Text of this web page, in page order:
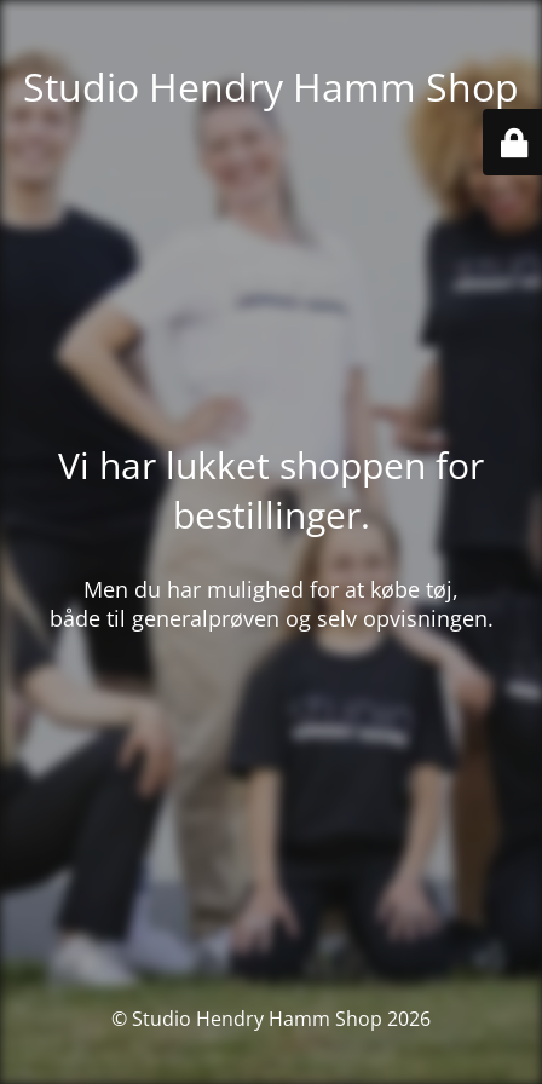
Studio Hendry Hamm Shop
Vi har lukket shoppen for
bestillinger.
Men du har mulighed for at købe tøj,
både til generalprøven og selv opvisningen.
© Studio Hendry Hamm Shop 2026